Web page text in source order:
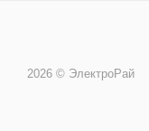
2026 © ЭлектроРай